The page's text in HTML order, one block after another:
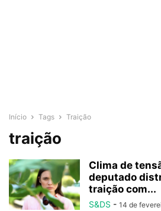
Início Tags Traição
traição
Clima de
deputado
traição com...
S&DS - 14 de